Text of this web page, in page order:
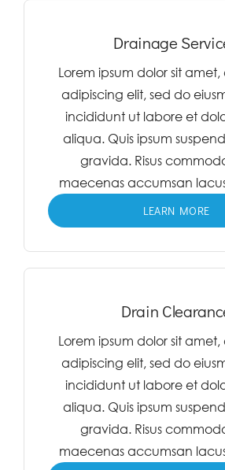
Drainage
Lorem ipsum dolor sit
adipiscing elit, sed do
incididunt ut labore et
aliqua. Quis ipsum
gravida. Risus
maecenas accumsan
LEARN MORE
Drain
Lorem ipsum dolor sit
adipiscing elit, sed do
incididunt ut labore et
aliqua. Quis ipsum
gravida. Risus
maecenas accumsan